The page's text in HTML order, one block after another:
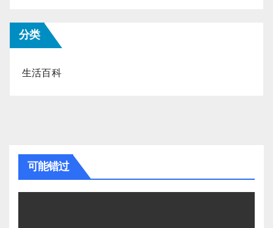
分类
生活百科
可能错过